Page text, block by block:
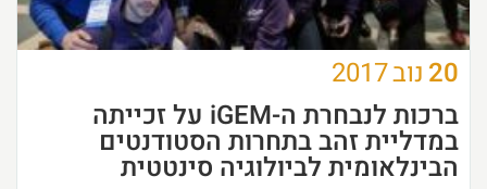
20 נוב2017
ברכות לנבחרת ה-iGEM על זכייתה
במדליית זהב בתחרות הסטודנטים
הבינלאומית לביולוגיה סינטטית